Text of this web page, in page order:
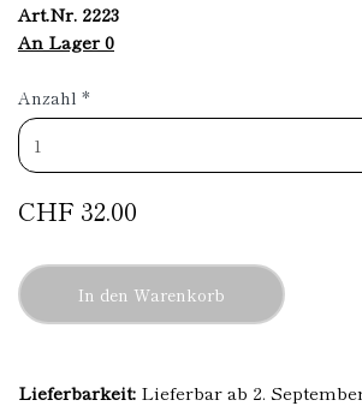
Art.Nr. 2223
An Lager 0
Anzahl *
CHF 32.00
In den Warenkorb
Lieferbarkeit: Lieferbar ab 2.